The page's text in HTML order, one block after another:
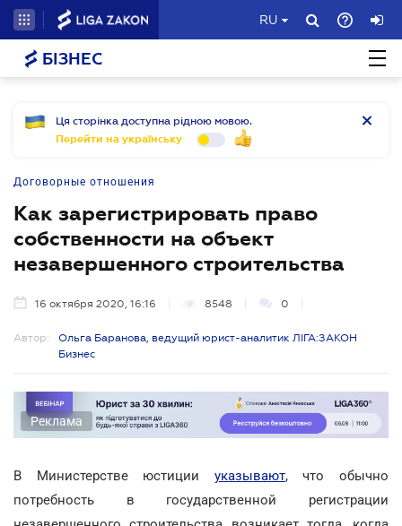
RU
БІЗНЕС
Ця сторінка доступна рідною мовою.
Перейти на українську
Договорные отношения
Как зарегистрировать право
собственности на объект
незавершенного строительства
16 октября 2020, 16:16 8548 0
Автор:
Ольга Баранова, ведущий юрист-аналитик ЛІГА:ЗАКОН
Бизнес
Реклама
В Министерстве юстиции указывают, что обычно
потребность в государственной регистрации